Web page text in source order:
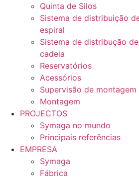
Quinta de Silos
Sistema de distribuição
espiral
Sistema de distribução
cadeia
Reservatórios
Acessórios
Supervisão de montagem
Montagem
PROJECTOS
Symaga no mundo
Principais referências
EMPRESA
Symaga
Fábrica